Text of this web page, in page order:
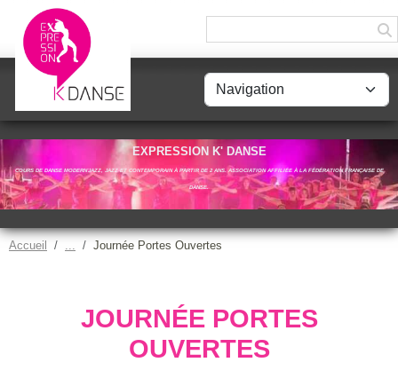
EXPRESSION K' DANSE
COURS DE DANSE MODERN'JAZZ, JAZZ ET CONTEMPORAIN À PARTIR DE 2 ANS. ASSOCIATION AFFILIÉE À LA FÉDÉRATION FRANÇAISE DE
DANSE.
Accueil Journée Portes Ouvertes
JOURNÉE PORTES
OUVERTES
Panneau de gestion des cookies